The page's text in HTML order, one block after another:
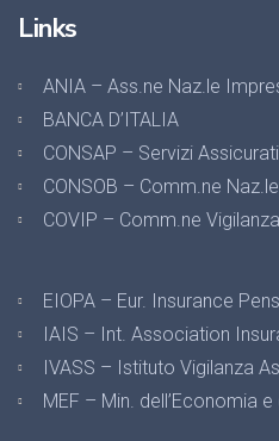
Links
ANIA – Ass.ne Naz.le
BANCA D’ITALIA
CONSAP – Servizi
CONSOB – Comm.ne
COVIP – Comm.ne
EIOPA – Eur. Insurance
IAIS – Int. Association
IVASS – Istituto Vigilanza
MEF – Min. dell’Economia